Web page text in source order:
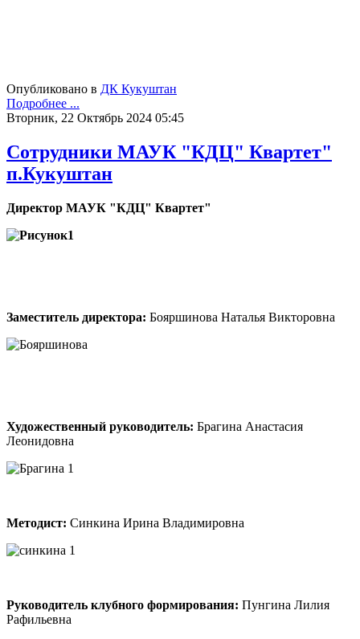
Опубликовано в ДК Кукуштан
Подробнее ...
Вторник, 22 Октябрь 2024 05:45
Сотрудники МАУК "КДЦ" Квартет"
п.Кукуштан
Директор МАУК "КДЦ" Квартет"
Заместитель директора: Бояршинова Наталья Викторовна
Художественный руководитель: Брагина Анастасия
Леонидовна
Методист: Синкина Ирина Владимировна
Руководитель клубного формирования: Пунгина Лилия
Рафильевна